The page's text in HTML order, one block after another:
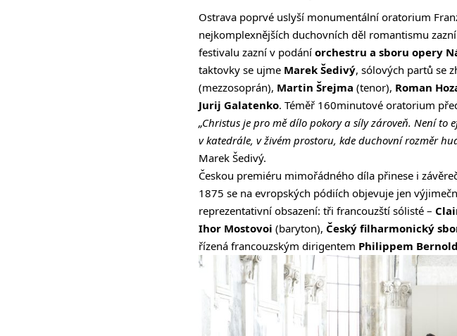
Ostrava poprvé uslyší monumentální oratorium
nejkomplexnějších duchovních děl romantismu
festivalu zazní v podání orchestru a sboru opery
taktovky se ujme Marek Šedivý, sólových partů se
(mezzosoprán), Martin Šrejma (tenor), Roman
Jurij Galatenko. Téměř 160minutové oratorium
„Christus je pro mě dílo pokory a síly zároveň. Není
v katedrále, v živém prostoru, kde duchovní rozměr
Marek Šedivý.
Českou premiéru mimořádného díla přinese i
1875 se na evropských pódiích objevuje jen
reprezentativní obsazení: tři francouzští sólisté –
Ihor Mostovoi (baryton), Český filharmonický
řízená francouzským dirigentem Philippem